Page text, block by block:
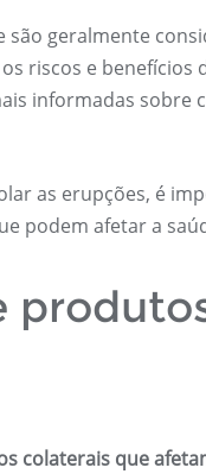
geralmente
riscos e benefícios
informadas sobre
as erupções, é
podem afetar a
colaterais que